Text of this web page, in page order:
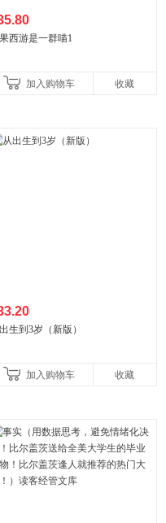
西游是一群喵1
加入购物车 收藏
生到3岁（新版）
加入购物车 收藏